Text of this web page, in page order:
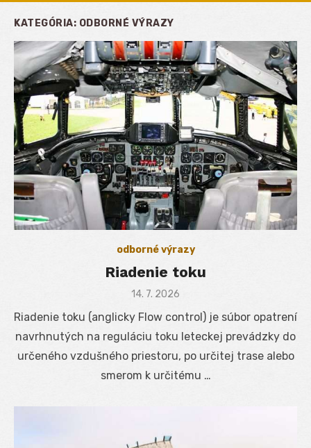
KATEGÓRIA: ODBORNÉ VÝRAZY
odborné výrazy
Riadenie toku
Posted
14. 7. 2026
Riadenie toku (anglicky Flow control) je súbor opatrení
navrhnutých na reguláciu toku leteckej prevádzky do
určeného vzdušného priestoru, po určitej trase alebo
smerom k určitému …